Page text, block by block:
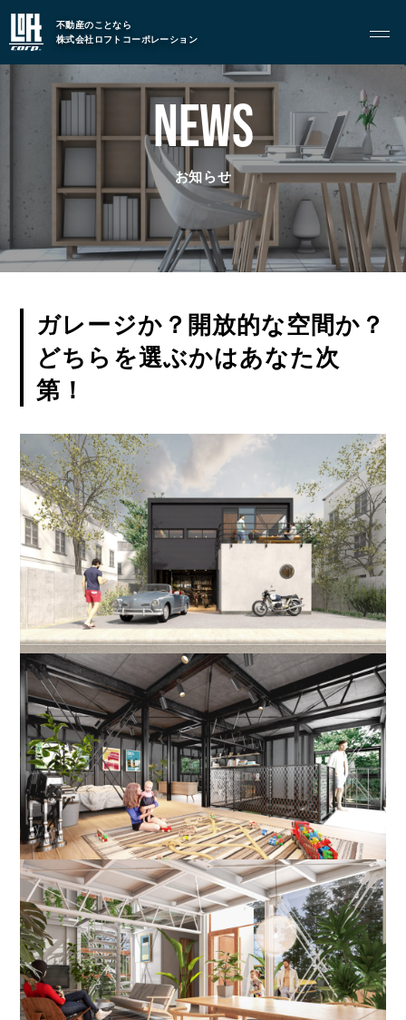
不動産のことなら
株式会社ロフトコーポレーション
GARAGE APART ガレージアパート
G BASE
ABOUT 私たちについて
- 会社概要
- スタッフ紹介
FOOD 飲食部門
- ル・カフェニシハラ
NEWS
お知らせ
ガレージか？開放的な空間か？
どちらを選ぶかはあなた次
第！